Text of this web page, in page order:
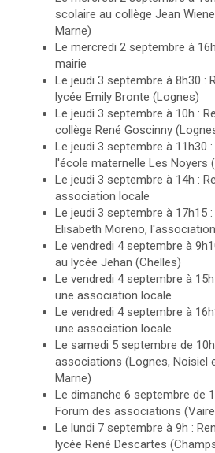
scolaire au collège Jean
Marne)
Le mercredi 2 septembre à
mairie
Le jeudi 3 septembre à 8h30 :
lycée Emily Bronte (Lognes)
Le jeudi 3 septembre à 10h :
collège René Goscinny
Le jeudi 3 septembre à 11h30
l'école maternelle Les Noyers
Le jeudi 3 septembre à 14h :
association locale
Le jeudi 3 septembre à 17h15
Elisabeth Moreno,
Le vendredi 4 septembre à
au lycée Jehan (Chelles)
Le vendredi 4 septembre à
une association locale
Le vendredi 4 septembre à
une association locale
Le samedi 5 septembre de
associations (Lognes, Noisiel
Marne)
Le dimanche 6 septembre de
Forum des associations
Le lundi 7 septembre à 9h :
lycée René Descartes